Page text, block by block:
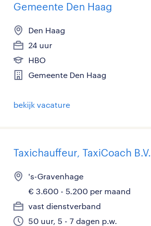
Gemeente Den Haag
Den Haag
24 uur
HBO
Gemeente Den Haag
bekijk vacature
Taxichauffeur, TaxiCoach B.V.
's-Gravenhage
€ 3.600 - 5.200 per maand
vast dienstverband
50 uur, 5 - 7 dagen p.w.